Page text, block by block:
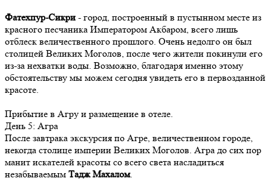
Фатехпур-Сикри - город, построенный в пустынном месте из
красного песчаника Императором Акбаром, всего лишь
отблеск величественного прошлого. Очень недолго он был
столицей Великих Моголов, после чего жители покинули его
из-за нехватки воды. Возможно, благодаря именно этому
обстоятельству мы можем сегодня увидеть его в первозданной
красоте.
Прибытие в Агру и размещение в отеле.
День 5: Агра
После завтрака экскурсия по Агре, величественном городе,
некогда столице империи Великих Моголов. Агра до сих пор
манит искателей красоты со всего света насладиться
незабываемым Тадж Махалом.